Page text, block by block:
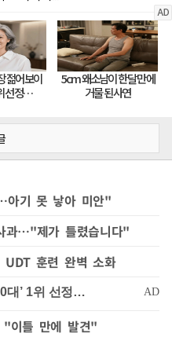
아기 못 낳아 미안"
과…"제가 틀렸습니다"
훈련 완벽 소화
"이틀 만에 발견"